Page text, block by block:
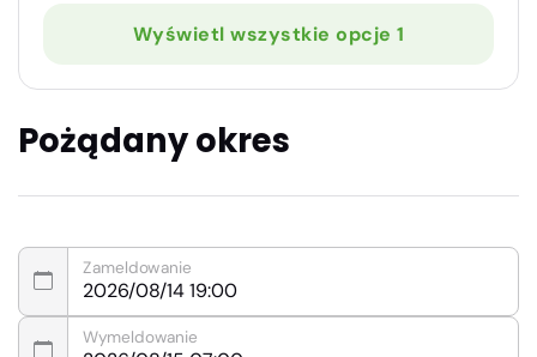
Pożądany okres
Zameldowanie
Wymeldowanie
Wyświetl wszystkie opcje 1